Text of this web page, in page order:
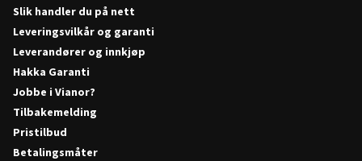
Slik handler du på nett
Leveringsvilkår og garanti
Leverandører og innkjøp
Hakka Garanti
Jobbe i Vianor?
Tilbakemelding
Pristilbud
Betalingsmåter